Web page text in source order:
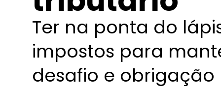
Ter na ponta do
impostos para
desafio e